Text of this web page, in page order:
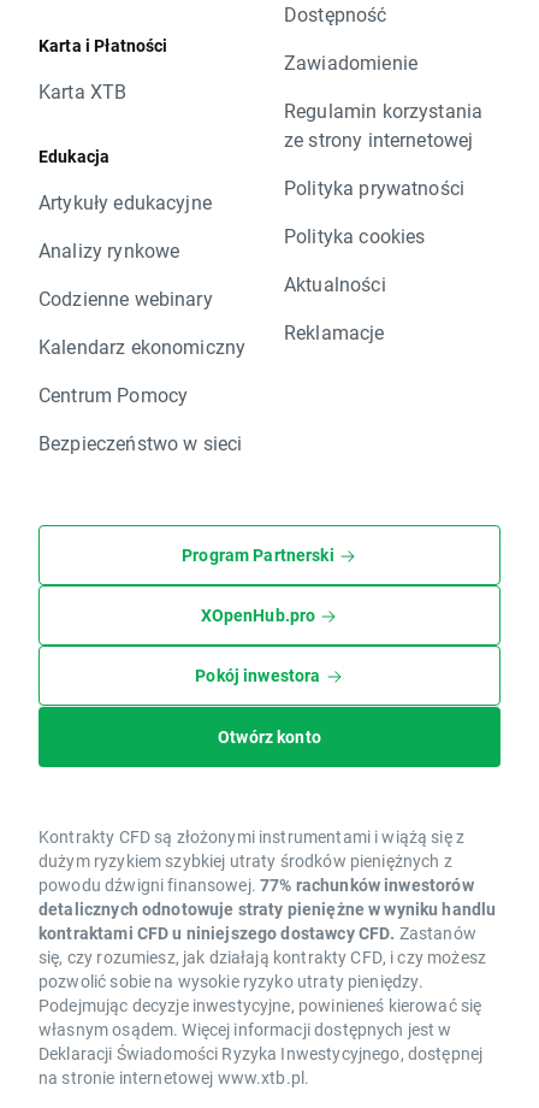
Karta i Płatności
Karta XTB
Edukacja
Artykuły edukacyjne
Analizy rynkowe
Codzienne webinary
Kalendarz ekonomiczny
Centrum Pomocy
Bezpieczeństwo w sieci
Dostępność
Zawiadomienie
Regulamin korzystania
ze strony internetowej
Polityka prywatności
Polityka cookies
Aktualności
Reklamacje
Program Partnerski
XOpenHub.pro
Pokój inwestora
Otwórz konto
Kontrakty CFD są złożonymi instrumentami i wiążą się z
dużym ryzykiem szybkiej utraty środków pieniężnych z
powodu dźwigni finansowej. 77% rachunków inwestorów
detalicznych odnotowuje straty pieniężne w wyniku handlu
kontraktami CFD u niniejszego dostawcy CFD. Zastanów
się, czy rozumiesz, jak działają kontrakty CFD, i czy możesz
pozwolić sobie na wysokie ryzyko utraty pieniędzy.
Podejmując decyzje inwestycyjne, powinieneś kierować się
własnym osądem. Więcej informacji dostępnych jest w
Deklaracji Świadomości Ryzyka Inwestycyjnego, dostępnej
na stronie internetowej www.xtb.pl.